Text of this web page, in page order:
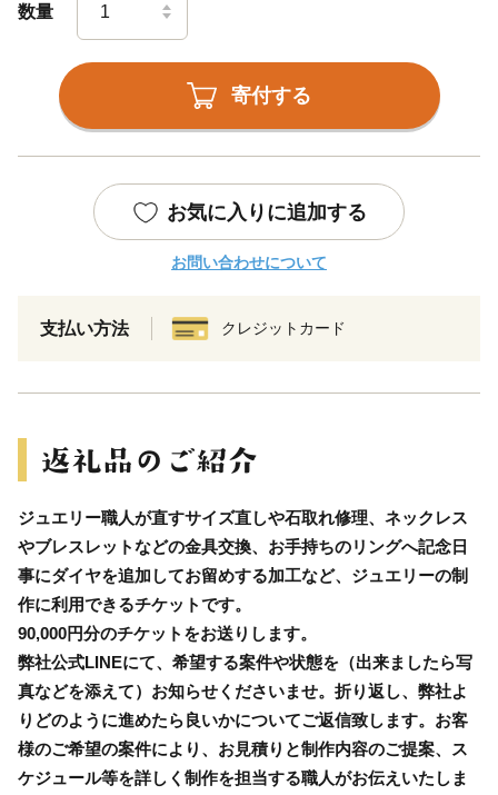
数量
寄付する
お気に入りに追加する
お問い合わせについて
支払い方法 クレジットカード
ジュエリー職人が直すサイズ直しや石取れ修理、ネックレス
やブレスレットなどの金具交換、お手持ちのリングへ記念日
事にダイヤを追加してお留めする加工など、ジュエリーの制
作に利用できるチケットです。
90,000円分のチケットをお送りします。
弊社公式LINEにて、希望する案件や状態を（出来ましたら写
真などを添えて）お知らせくださいませ。折り返し、弊社よ
りどのように進めたら良いかについてご返信致します。お客
様のご希望の案件により、お見積りと制作内容のご提案、ス
ケジュール等を詳しく制作を担当する職人がお伝えいたしま